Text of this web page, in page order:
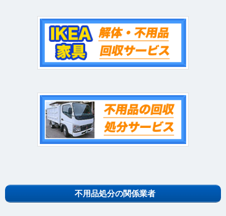
不用品処分の関係業者